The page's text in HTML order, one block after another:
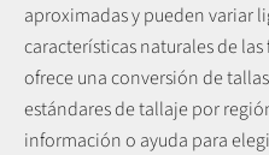
aproximadas y pueden variar
características naturales de
ofrece una conversión de
estándares de tallaje por
información o ayuda para